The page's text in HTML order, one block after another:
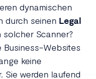
dynamischen
durch seinen Legal
solcher Scanner?
Business-Websites
keine
Sie werden laufend